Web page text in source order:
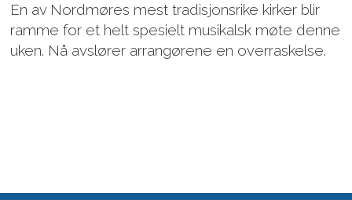
En av Nordmøres mest tradisjonsrike kirker blir
ramme for et helt spesielt musikalsk møte denne
uken. Nå avslører arrangørene en overraskelse.